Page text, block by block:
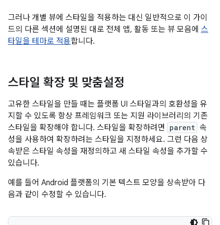
그러나 개별 뷰에 스타일을 적용하는 대신 일반적으로 이 가이
드의 다른 섹션에 설명된 대로 전체 앱, 활동 또는 뷰 모음에 스
타일을 테마로 적용합니다.
스타일 확장 및 맞춤설정
고유한 스타일을 만들 때는 플랫폼 UI 스타일과의 호환성을 유
지할 수 있도록 항상 프레임워크 또는 지원 라이브러리의 기존
스타일을 확장해야 합니다. 스타일을 확장하려면
parent 속
성을 사용하여 확장하려는 스타일을 지정하세요. 그런 다음 상
속받은 스타일 속성을 재정의하고 새 스타일 속성을 추가할 수
있습니다.
예를 들어 Android 플랫폼의 기본 텍스트 모양을 상속받아 다
음과 같이 수정할 수 있습니다.